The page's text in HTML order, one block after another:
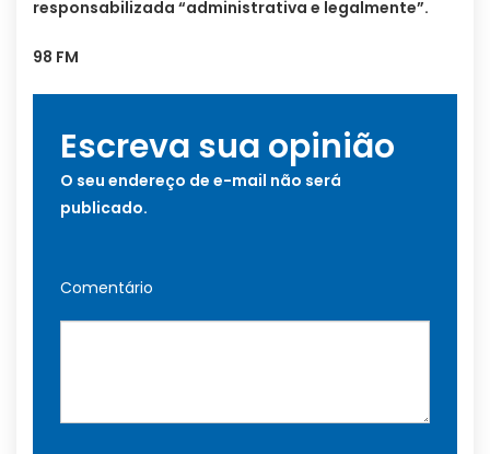
responsabilizada “administrativa e legalmente”.
98 FM
Escreva sua opinião
O seu endereço de e-mail não será
publicado.
Comentário